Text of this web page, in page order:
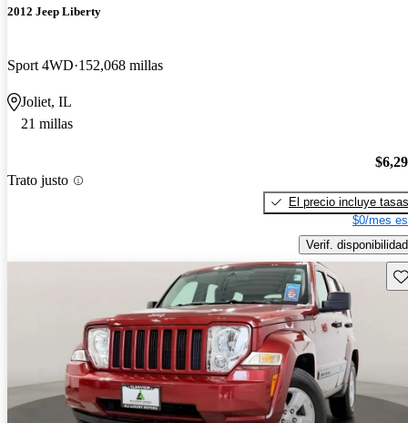
2012 Jeep Liberty
Sport 4WD 152,068 millas
Joliet, IL
21 millas
Trato justo
El precio incluye tasas
$0/mes
Verif. disponibilidad